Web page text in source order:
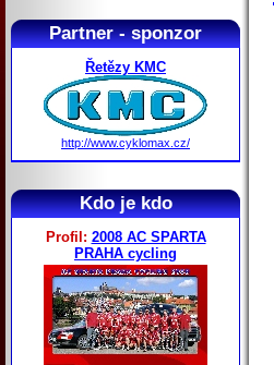
Partner - sponzor
Řetězy KMC
http://www.cyklomax.cz/
Kdo je kdo
Profil: 2008 AC SPARTA
PRAHA cycling